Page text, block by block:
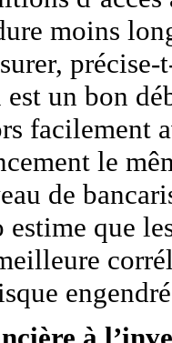
moins
un bon
facilement
le
de
estime que